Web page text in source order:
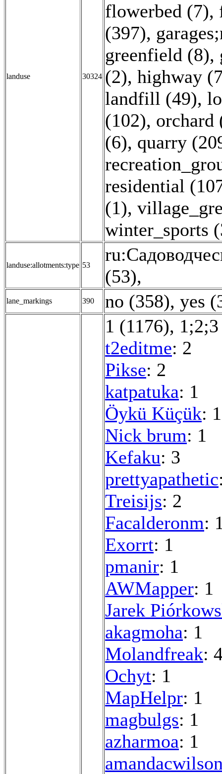
landuse 30324
flowerbed (7),
(397),
greenfield (8),
(2), highway
landfill (49),
(102), orchard
(6), quarry
residential
(1),
winter_sports
landuse:allotments:type 53
(53),
lane_markings 390 no (358), yes
1 (1176),
t2editme: 2
Pikse: 2
katpatuka: 1
Öykü Küçük: 1
Nick brum: 1
Kefaku: 3
prettyapathetic
Treisijs: 2
Facalderonm:
Exorrt: 1
pmanir: 1
AWMapper: 1
Jarek
akagmoha: 1
Molandfreak:
Ochyt: 1
MapHelpr: 1
magbulgs: 1
azharmoa: 1